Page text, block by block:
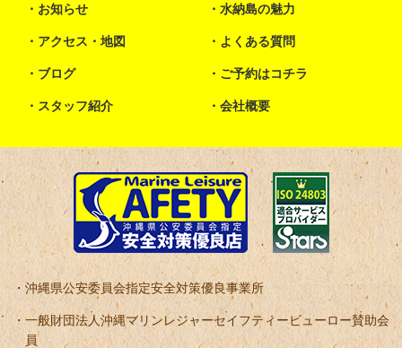
お知らせ 水納島の魅力
アクセス・地図 よくある質問
ブログ ご予約はコチラ
スタッフ紹介 会社概要
沖縄県公安委員会指定安全対策優良事業所
一般財団法人沖縄マリンレジャーセイフティービューロー賛助会
員